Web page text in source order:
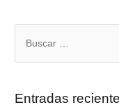
Entradas